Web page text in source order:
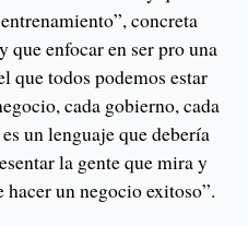
concreta
que enfocar en ser pro una
que todos podemos estar
cada gobierno, cada
un lenguaje que debería
la gente que mira y
un negocio exitoso”.